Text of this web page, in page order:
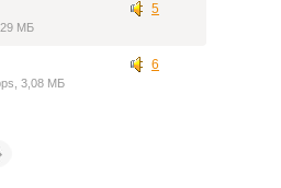
5
МБ
6
3,08 МБ